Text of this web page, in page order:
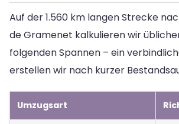
Auf der 1.560 km langen Strecke
de Gramenet kalkulieren wir
folgenden Spannen – ein
erstellen wir nach kurzer
Umzugsart